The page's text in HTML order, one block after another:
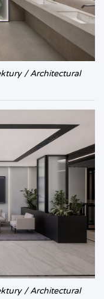
/ Architectural
/ Architectural